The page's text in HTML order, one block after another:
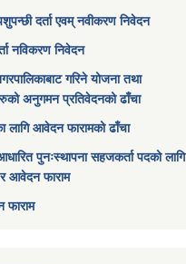
दर्ता एवम् नवीकरण निवेदन
नविकरण निवेदन
गरिने योजना तथा
अनुगमन प्रतिवेदनको ढाँचा
लागि आवेदन फारामको ढाँचा
पुनःस्थापना सहजकर्ता पदको लागि
आवेदन फाराम
फाराम